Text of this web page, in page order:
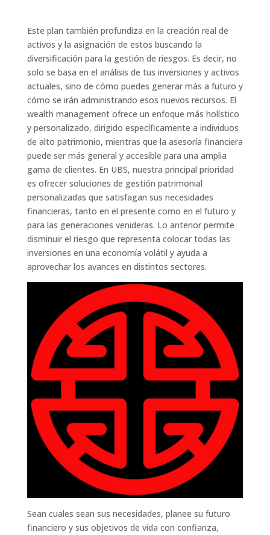
Este plan también profundiza en la creación real de
activos y la asignación de estos buscando la
diversificación para la gestión de riesgos. Es decir, no
solo se basa en el análisis de tus inversiones y activos
actuales, sino de cómo puedes generar más a futuro y
cómo se irán administrando esos nuevos recursos. El
wealth management ofrece un enfoque más holístico
y personalizado, dirigido específicamente a individuos
de alto patrimonio, mientras que la asesoría financiera
puede ser más general y accesible para una amplia
gama de clientes. En UBS, nuestra principal prioridad
es ofrecer soluciones de gestión patrimonial
personalizadas que satisfagan sus necesidades
financieras, tanto en el presente como en el futuro y
para las generaciones venideras. Lo anterior permite
disminuir el riesgo que representa colocar todas las
inversiones en una economía volátil y ayuda a
aprovechar los avances en distintos sectores.
Sean cuales sean sus necesidades, planee su futuro
financiero y sus objetivos de vida con confianza,